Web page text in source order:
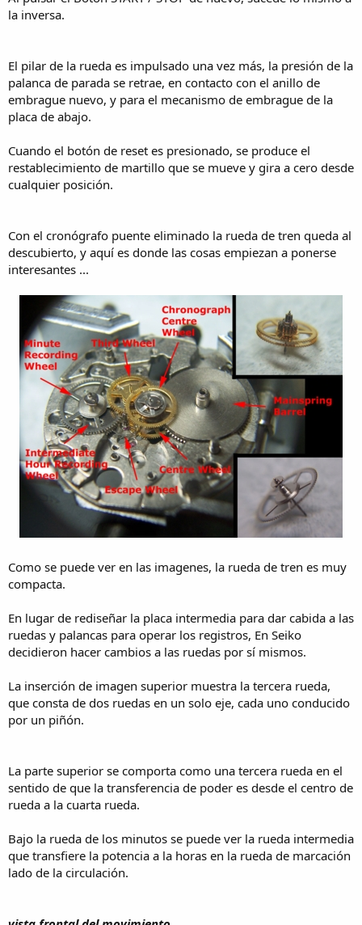
la inversa.
El pilar de la rueda es impulsado una vez más, la presión de la
palanca de parada se retrae, en contacto con el anillo de
embrague nuevo, y para el mecanismo de embrague de la
placa de abajo.
Cuando el botón de reset es presionado, se produce el
restablecimiento de martillo que se mueve y gira a cero desde
cualquier posición.
Con el cronógrafo puente eliminado la rueda de tren queda al
descubierto, y aquí es donde las cosas empiezan a ponerse
interesantes ...
Como se puede ver en las imagenes, la rueda de tren es muy
compacta.
En lugar de rediseñar la placa intermedia para dar cabida a las
ruedas y palancas para operar los registros, En Seiko
decidieron hacer cambios a las ruedas por sí mismos.
La inserción de imagen superior muestra la tercera rueda,
que consta de dos ruedas en un solo eje, cada uno conducido
por un piñón.
La parte superior se comporta como una tercera rueda en el
sentido de que la transferencia de poder es desde el centro de
rueda a la cuarta rueda.
Bajo la rueda de los minutos se puede ver la rueda intermedia
que transfiere la potencia a la horas en la rueda de marcación
lado de la circulación.